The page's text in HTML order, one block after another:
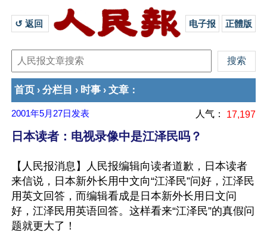
↺ 返回 电子报 正體版
首页 › 分栏目 › 时事 › 文章 ：
2001年5月27日 发表 人气： 17,197
日本读者：电视录像中是江泽民吗？
【人民报消息】人民报编辑向读者道歉，日本读者
来信说，日本新外长用中文向“江泽民”问好，江泽民
用英文回答，而编辑看成是日本新外长用日文问
好，江泽民用英语回答。这样看来“江泽民”的真假问
题就更大了！